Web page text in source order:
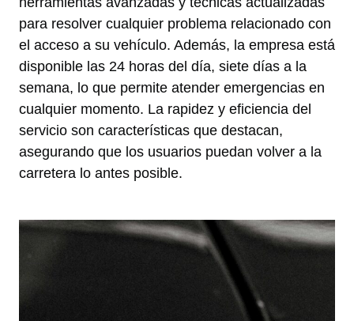
para resolver cualquier problema relacionado con
el acceso a su vehículo. Además, la empresa está
disponible las 24 horas del día, siete días a la
semana, lo que permite atender emergencias en
cualquier momento. La rapidez y eficiencia del
servicio son características que destacan,
asegurando que los usuarios puedan volver a la
carretera lo antes posible.